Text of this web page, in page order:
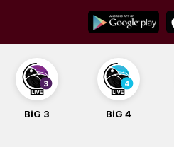
content
BiG 3 BiG 4